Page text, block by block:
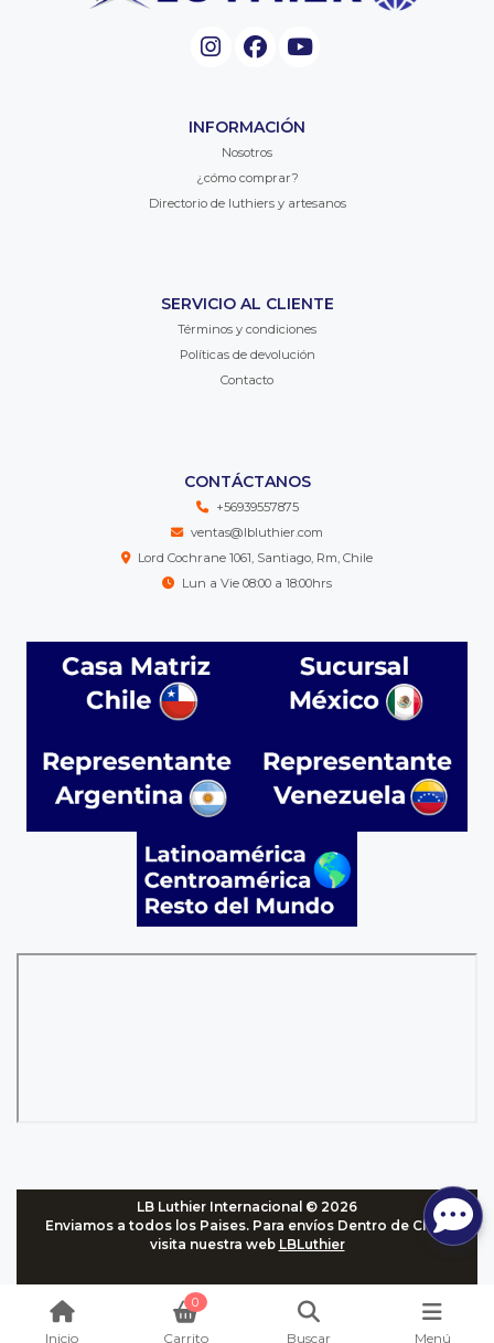
INFORMACIÓN
Nosotros
¿cómo comprar?
Directorio de luthiers y artesanos
SERVICIO AL CLIENTE
Términos y condiciones
Políticas de devolución
Contacto
CONTÁCTANOS
+56939557875
ventas@lbluthier.com
Lord Cochrane 1061, Santiago, Rm, Chile
Lun a Vie 08:00 a 18:00hrs
LB Luthier Internacional © 2026
Enviamos a todos los Paises. Para envíos Dentro de Chile,
visita nuestra web LBLuthier
Inicio
0
Carrito Buscar Menú